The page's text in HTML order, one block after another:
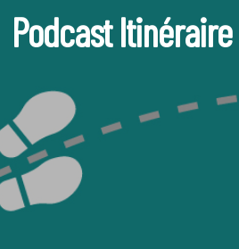
Podcast